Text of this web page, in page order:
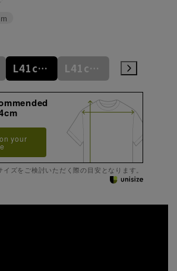
L41cm/82cm L41cm/84cm
your
イズをご検討いただく際の目安となります。